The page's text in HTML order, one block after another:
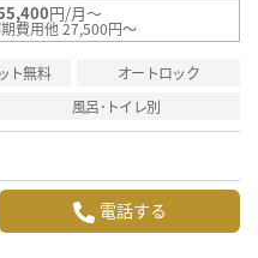
円/月～
費用他 27,500円～
ト無料
オートロック
風呂･トイレ別
電話する